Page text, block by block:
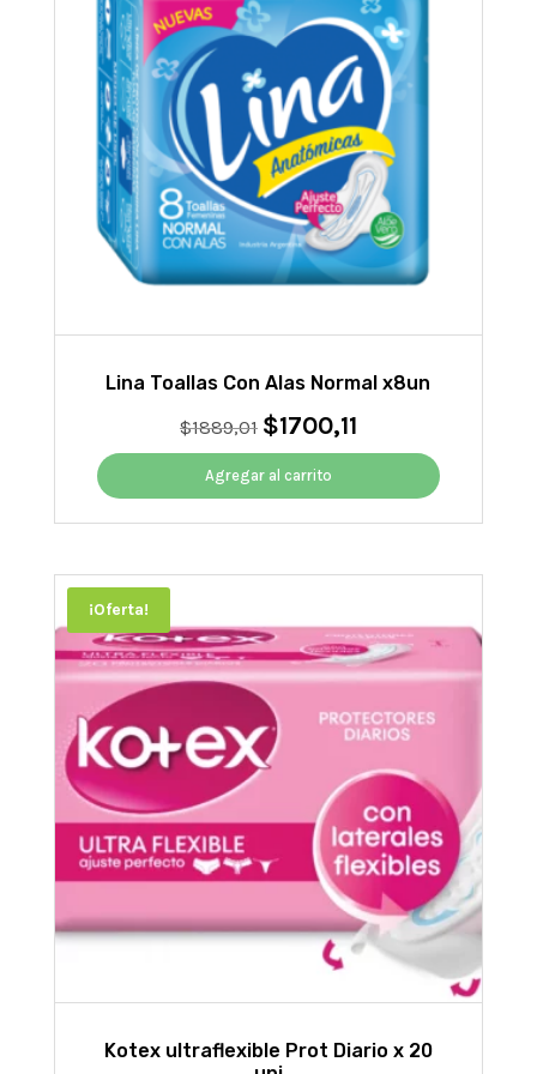
Lina Toallas Con Alas Normal x8un
$1889,01 El
precio
original
era:
$1889,01.
$1700,11
precio
es:
$1700,11.
Agregar al carrito
¡Oferta!
Kotex ultraflexible Prot Diario x 20